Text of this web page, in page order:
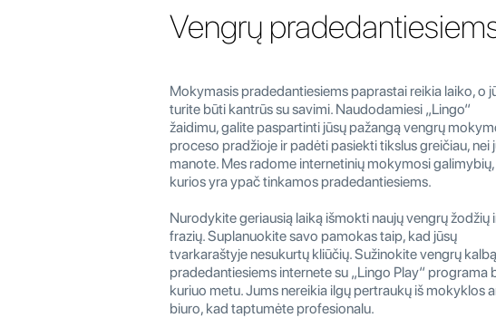
Vengrų
Mokymasis pradedantiesiems paprastai reikia laiko, o
turite būti kantrūs su savimi. Naudodamiesi „Lingo“
žaidimu, galite paspartinti jūsų pažangą vengrų
proceso pradžioje ir padėti pasiekti tikslus greičiau, nei
manote. Mes radome internetinių mokymosi galimybių,
kurios yra ypač tinkamos pradedantiesiems.
Nurodykite geriausią laiką išmokti naujų vengrų žodžių
frazių. Suplanuokite savo pamokas taip, kad jūsų
tvarkaraštyje nesukurtų kliūčių. Sužinokite vengrų kalbą
pradedantiesiems internete su „Lingo Play“ programa
kuriuo metu. Jums nereikia ilgų pertraukų iš mokyklos
biuro, kad taptumėte profesionalu.